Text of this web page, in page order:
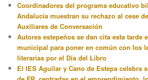
Coordinadores del programa educativo
Andalucía muestran su rechazo al cese
Auxiliares de Conversación
Autores estepeños se dan cita esta tarde
municipal para poner en común con los
literarias por el Día del Libro
El IES Aguilar y Cano de Estepa celebra